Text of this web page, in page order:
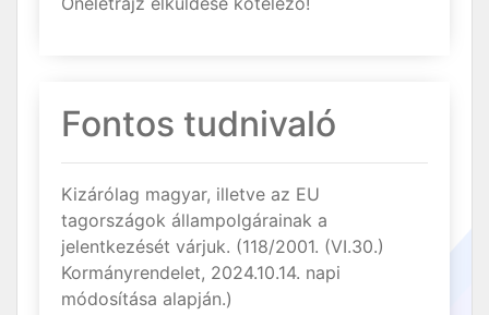
Fontos tudnivaló
Kizárólag magyar, illetve az EU
tagországok állampolgárainak a
jelentkezését várjuk. (118/2001. (VI.30.)
Kormányrendelet, 2024.10.14. napi
módosítása alapján.)